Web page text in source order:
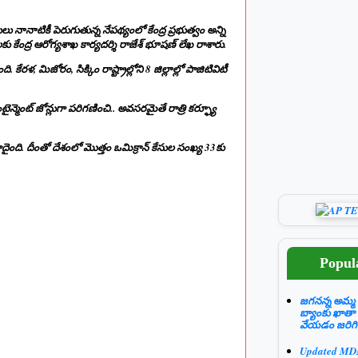
పెరుగుతున్న నేపథ్యంలో కేంద్ర ప్రభుత్వం అన్ని
కేంద్ర ఆరోగ్యశాఖ కార్యదర్శి రాజేశ్‌ భూషణ్‌ లేఖ రాశారు.
కేరళ, మిజోరం, సిక్కిం రాష్ట్రాల్లోని 8 జిల్లాల్లో పాజిటివిటీ
జోన్లుగా పరిగణించి.. అవసరమైతే రాత్రి కర్ఫ్యూ
దీంతో దేశంలో మొత్తం ఒమిక్రాన్‌ కేసుల సంఖ్య 33కు
జగనన్న
బ్యాంకు ఖాతా
వేయడం
Updated